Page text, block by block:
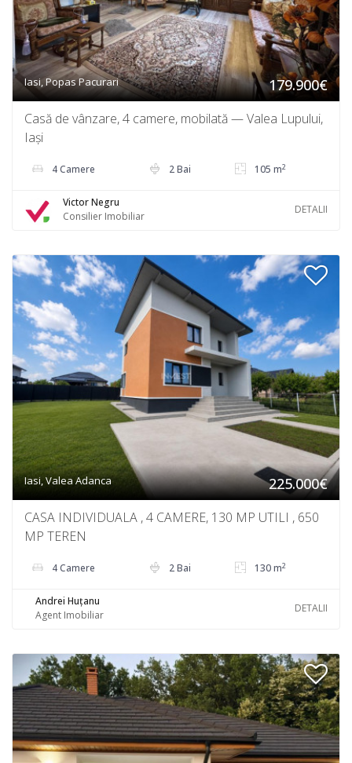
Iasi, Popas Pacurari 179.900€
Casă de vânzare, 4 camere, mobilată — Valea Lupului,
Iași
4 Camere 2 Bai 105 m2
Victor Negru
Consilier Imobiliar
DETALII
Iasi, Valea Adanca 225.000€
CASA INDIVIDUALA , 4 CAMERE, 130 MP UTILI , 650
MP TEREN
4 Camere 2 Bai 130 m2
Andrei Huțanu
Agent Imobiliar
DETALII